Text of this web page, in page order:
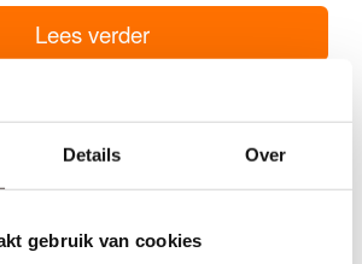
Details Over
gebruik van cookies
Lees verder
voor een opdekdeur?
De breedte van eenopdekdeurkan
Je meet de bestaande deur op of
bestaande kozijn.
zijn: 630mm, 680 mm, 730 mm, 780